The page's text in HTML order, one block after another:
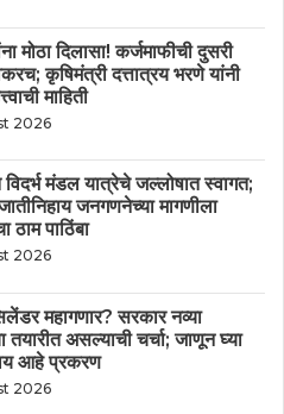
मोठा दिलासा! कर्जमाफीची दुसरी
कृषिमंत्री दत्तात्रय भरणे यांनी
माहिती
2026
विदर्भ मंडल यात्रेचे जल्लोषात स्वागत;
जनगणनेच्या मागणीला
ठाम पाठिंबा
2026
महागणार? सरकार नव्या
तयारीत असल्याची चर्चा; जाणून घ्या
आहे प्रकरण
2026